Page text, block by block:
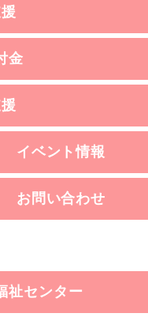
金
イベント情報
お問い合わせ
祉センター